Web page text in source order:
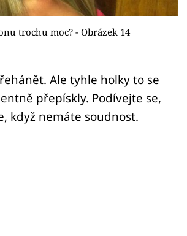
trochu moc? - Obrázek 14
Ale tyhle holky to se
přepískly. Podívejte se,
když nemáte soudnost.